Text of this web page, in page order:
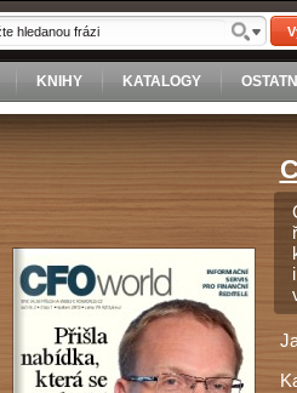
KNIHY KATALOGY